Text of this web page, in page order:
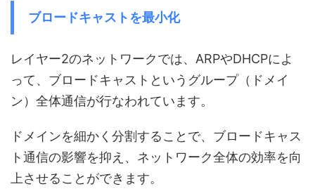
ブロードキャストを最小化
レイヤー2のネットワークでは、ARPやDHCPによ
って、ブロードキャストというグループ（ドメイ
ン）全体通信が行なわれています。
ドメインを細かく分割することで、ブロードキャス
ト通信の影響を抑え、ネットワーク全体の効率を向
上させることができます。